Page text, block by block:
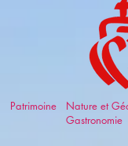
Patrimoine Nature et